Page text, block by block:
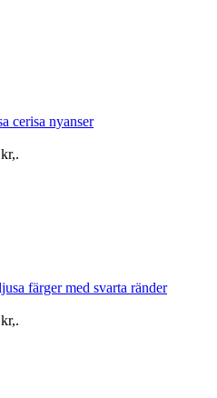
cerisa nyanser
,.
färger med svarta ränder
,.